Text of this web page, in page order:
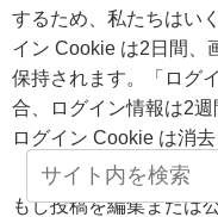
するため、私たちはい
イン Cookie は2日間、
保持されます。「ログ
合、ログイン情報は2
ログイン Cookie は消去
もし投稿を編集または